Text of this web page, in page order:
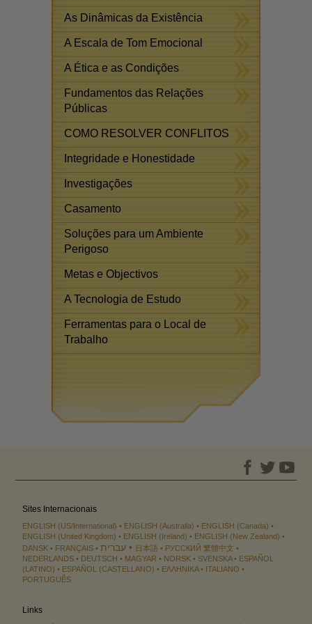
As Dinâmicas da Existência
A Escala de Tom Emocional
A Ética e as Condições
Fundamentos das Relações
Públicas
COMO RESOLVER CONFLITOS
Integridade e Honestidade
Investigações
Casamento
Soluções para um Ambiente
Perigoso
Metas e Objectivos
A Tecnologia de Estudo
Ferramentas para o Local de
Trabalho
Sites Internacionais
ENGLISH (US/International) ENGLISH (Australia)
ENGLISH (Canada)
ENGLISH (United Kingdom)
ENGLISH (Ireland)
ENGLISH (New Zealand)
DANSK
FRANÇAIS עברית 日本語 РУССКИЙ 繁體中文
NEDERLANDS
DEUTSCH MAGYAR NORSK SVENSKA
ESPAÑOL
(LATINO)
ESPAÑOL (CASTELLANO) ΕΛΛΗΝΙΚA
ITALIANO
PORTUGUÊS
Links